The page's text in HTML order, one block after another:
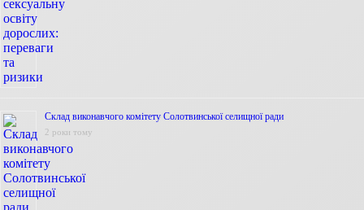
Склад виконавчого комітету Солотвинської селищної ради
2 роки тому